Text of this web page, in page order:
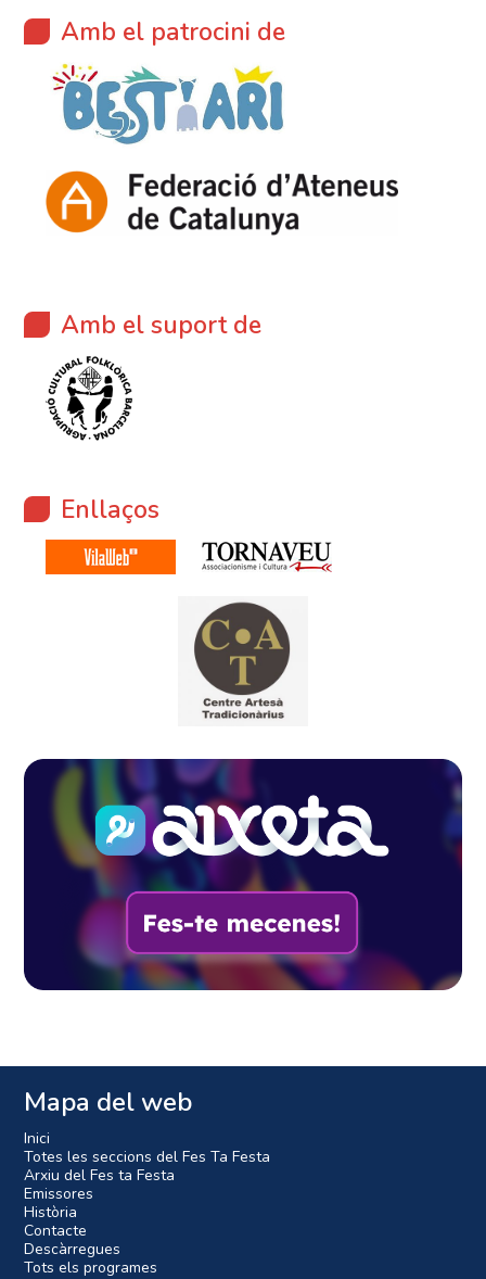
Amb el patrocini de
Amb el suport de
Enllaços
Mapa del web
Inici
Totes les seccions del Fes Ta Festa
Arxiu del Fes ta Festa
Emissores
Història
Contacte
Descàrregues
Tots els programes